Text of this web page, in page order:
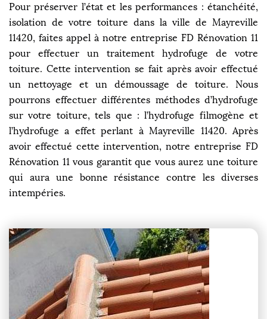
Pour préserver l’état et les performances : étanchéité,
isolation de votre toiture dans la ville de Mayreville
11420, faites appel à notre entreprise FD Rénovation 11
pour effectuer un traitement hydrofuge de votre
toiture. Cette intervention se fait après avoir effectué
un nettoyage et un démoussage de toiture. Nous
pourrons effectuer différentes méthodes d’hydrofuge
sur votre toiture, tels que : l’hydrofuge filmogène et
l’hydrofuge a effet perlant à Mayreville 11420. Après
avoir effectué cette intervention, notre entreprise FD
Rénovation 11 vous garantit que vous aurez une toiture
qui aura une bonne résistance contre les diverses
intempéries.